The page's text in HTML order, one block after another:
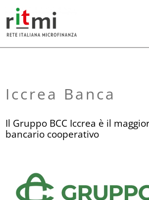
Iccrea Banca
Il Gruppo BCC Iccrea è il maggiore gruppo
bancario cooperativo